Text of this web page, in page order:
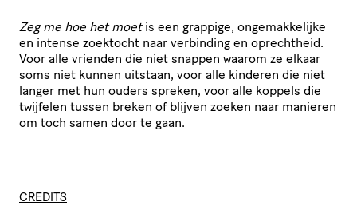
Zeg me hoe het moetis een grappige, ongemakkelijke
en intense zoektocht naar verbinding en oprechtheid.
Voor alle vrienden die niet snappen waarom ze elkaar
soms niet kunnen uitstaan, voor alle kinderen die niet
langer met hun ouders spreken, voor alle koppels die
twijfelen tussen breken of blijven zoeken naar manieren
om toch samen door te gaan.
CREDITS